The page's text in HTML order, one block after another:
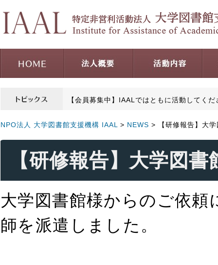
【会員募集中】IAALではともに活動してく
NPO法人 大学図書館支援機構 IAAL > NEWS > 【研修報告】大
【研修報告】大学図
大学図書館様からのご依
師を派遣しました。